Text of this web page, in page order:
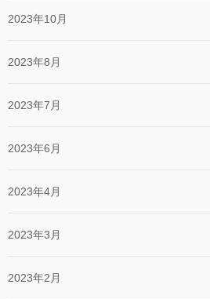
2023年10月
2023年8月
2023年7月
2023年6月
2023年4月
2023年3月
2023年2月